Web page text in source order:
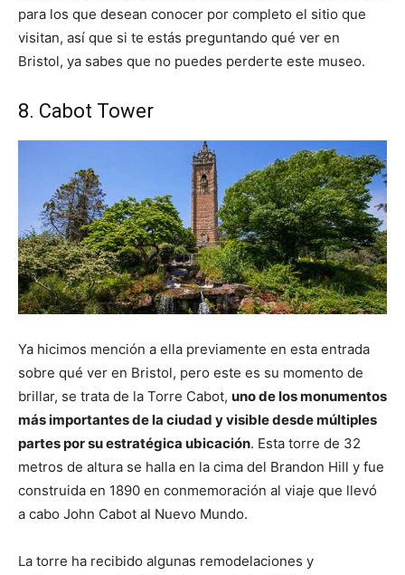
para los que desean conocer por completo el sitio que
visitan, así que si te estás preguntando qué ver en
Bristol, ya sabes que no puedes perderte este museo.
8. Cabot Tower
Ya hicimos mención a ella previamente en esta entrada
sobre qué ver en Bristol, pero este es su momento de
brillar, se trata de la Torre Cabot, uno de los monumentos
más importantes de la ciudad y visible desde múltiples
partes por su estratégica ubicación. Esta torre de 32
metros de altura se halla en la cima del Brandon Hill y fue
construida en 1890 en conmemoración al viaje que llevó
a cabo John Cabot al Nuevo Mundo.
La torre ha recibido algunas remodelaciones y